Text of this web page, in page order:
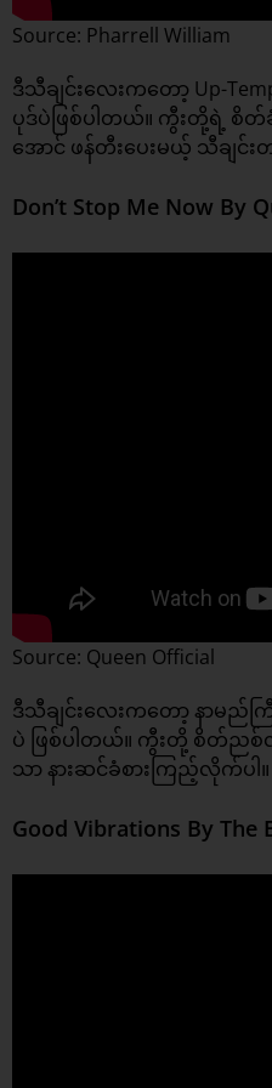
Source: Pharrell William
ဒီသီချင်းလေးကတော့ Up-
ပုဒ်ပဲဖြစ်ပါတယ်။ ကွီးတို့ရဲ့ စိတ်
အောင် ဖန်တီးပေးမယ့် သီချင်း
Don’t Stop Me Now By
Source: Queen Official
ဒီသီချင်းလေးကတော့ နာမည်
ပဲ ဖြစ်ပါတယ်။ ကွီးတို့ စိတ်ညစ်
သာ နားဆင်ခံစားကြည့်လိုက်ပါ။​
Good Vibrations By The